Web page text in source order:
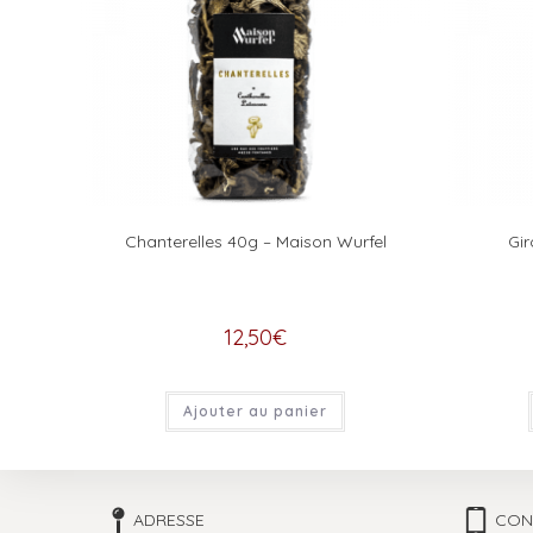
Chanterelles 40g – Maison Wurfel
12,50€
Ajouter au panier
ADRESSE